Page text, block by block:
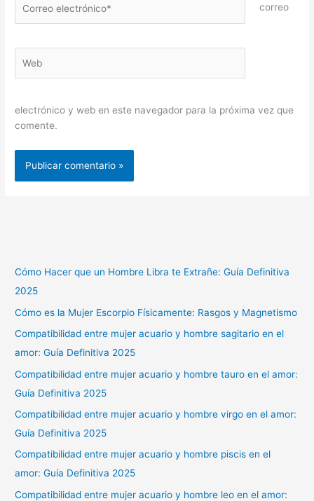
electrónico*
correo
electrónico y web en este navegador para la próxima vez que
comente.
Cómo Hacer que un Hombre Libra te Extrañe: Guía Definitiva
2025
Cómo es la Mujer Escorpio Físicamente: Rasgos y Magnetismo
Compatibilidad entre mujer acuario y hombre sagitario en el
amor: Guía Definitiva 2025
Compatibilidad entre mujer acuario y hombre tauro en el amor:
Guía Definitiva 2025
Compatibilidad entre mujer acuario y hombre virgo en el amor:
Guía Definitiva 2025
Compatibilidad entre mujer acuario y hombre piscis en el
amor: Guía Definitiva 2025
Compatibilidad entre mujer acuario y hombre leo en el amor: